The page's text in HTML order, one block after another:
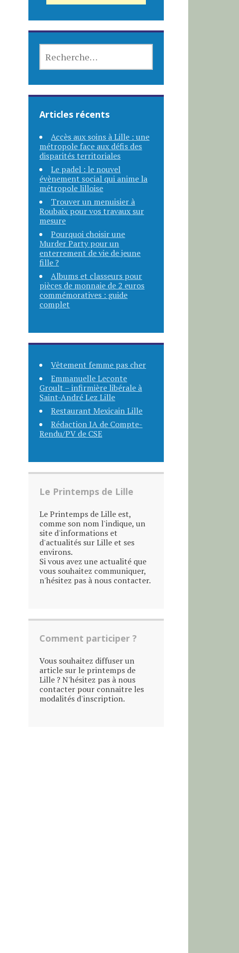
Articles récents
Accès aux soins à Lille : une
métropole face aux défis des
disparités territoriales
Le padel : le nouvel
évènement social qui anime la
métropole lilloise
Trouver un menuisier à
Roubaix pour vos travaux sur
mesure
Pourquoi choisir une
Murder Party pour un
enterrement de vie de jeune
fille ?
Albums et classeurs pour
pièces de monnaie de 2 euros
commémoratives : guide
complet
Vêtement femme pas cher
Emmanuelle Leconte
Groult – infirmière libérale à
Saint-André Lez Lille
Restaurant Mexicain Lille
Rédaction IA de Compte-
Rendu/PV de CSE
Le Printemps de Lille
Le Printemps de Lille est,
comme son nom l'indique, un
site d'informations et
d'actualités sur Lille et ses
environs.
Si vous avez une actualité que
vous souhaitez communiquer,
n'hésitez pas à nous contacter.
Comment participer ?
Vous souhaitez diffuser un
article sur le printemps de
Lille ? N'hésitez pas à nous
contacter pour connaitre les
modalités d'inscription.